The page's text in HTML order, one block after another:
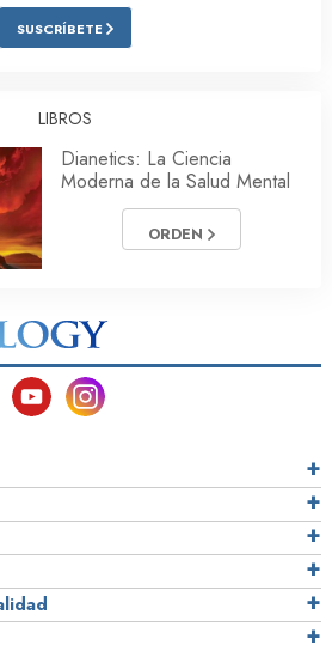
SUSCRÍBETE
LIBROS
Dianetics: La Ciencia
Moderna de la Salud Mental
ORDEN